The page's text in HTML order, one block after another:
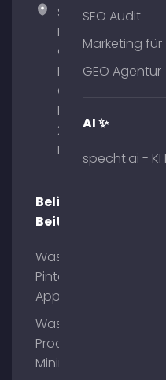
Specht
Marketing
GmbH –
Palais am
Obelisk
Briennerstr.
29 80333
München
Beliebte
Beiträge
Was ist
Pinterest
App?
Was ist
Process
Mining?
SEO Audit
Marketing
GEO Agentur
AI ✨
specht.ai -